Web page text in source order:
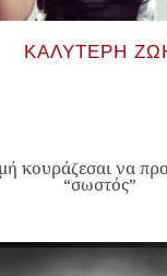
ΚΑΛΎΤΕΡΗ
κουράζεσαι να
“σωστός”